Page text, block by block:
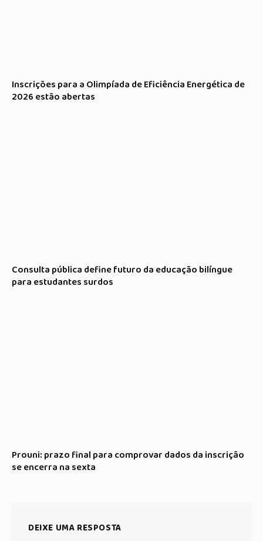
Inscrições para a Olimpíada de Eficiência Energética de
2026 estão abertas
Consulta pública define futuro da educação bilíngue
para estudantes surdos
Prouni: prazo final para comprovar dados da inscrição
se encerra na sexta
DEIXE UMA RESPOSTA